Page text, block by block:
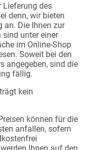
Lieferung des
denn, wir bieten
an. Die Ihnen zur
unter einer
im Online-Shop
Soweit bei den
angegeben, sind die
fällig.
kein
können für die
anfallen, sofern